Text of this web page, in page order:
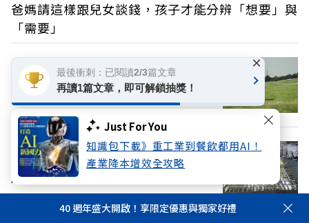
Just For You
知識包下載》重工業到餐飲都用AI！
產業降本增效全攻略
爸媽請這樣跟兒女談錢，孩子才能分辨「想要」與
「需要」
日本百億富豪的致富觀點：別只考慮自
己，你就擁有全宇宙的力量
假採購BNT疫苗詐慈濟！調查局查扣嫌犯
財產逾10億元，慈濟也發聲明
40 週年盛大開啟！享限定優惠與獨家好禮
最後衝刺：已閱讀2/3篇文章
再讀1篇文章，即可解鎖抽獎！
×